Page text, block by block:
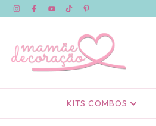
KITS COMBOS